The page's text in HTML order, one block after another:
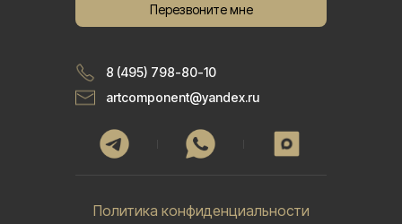
Политика конфиденциальности
Перезвоните мне
8 (495) 798-80-10
artcomponent@yandex.ru